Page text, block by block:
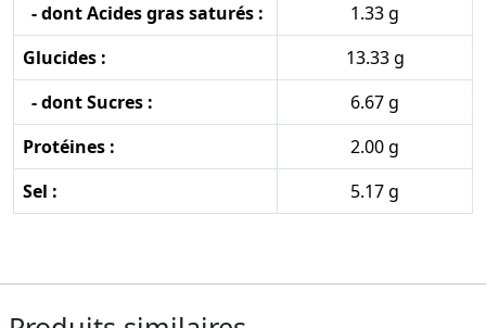
- dont Acides gras saturés :
1.33 g
Glucides :
13.33 g
- dont Sucres :
6.67 g
Protéines :
2.00 g
Sel :
5.17 g